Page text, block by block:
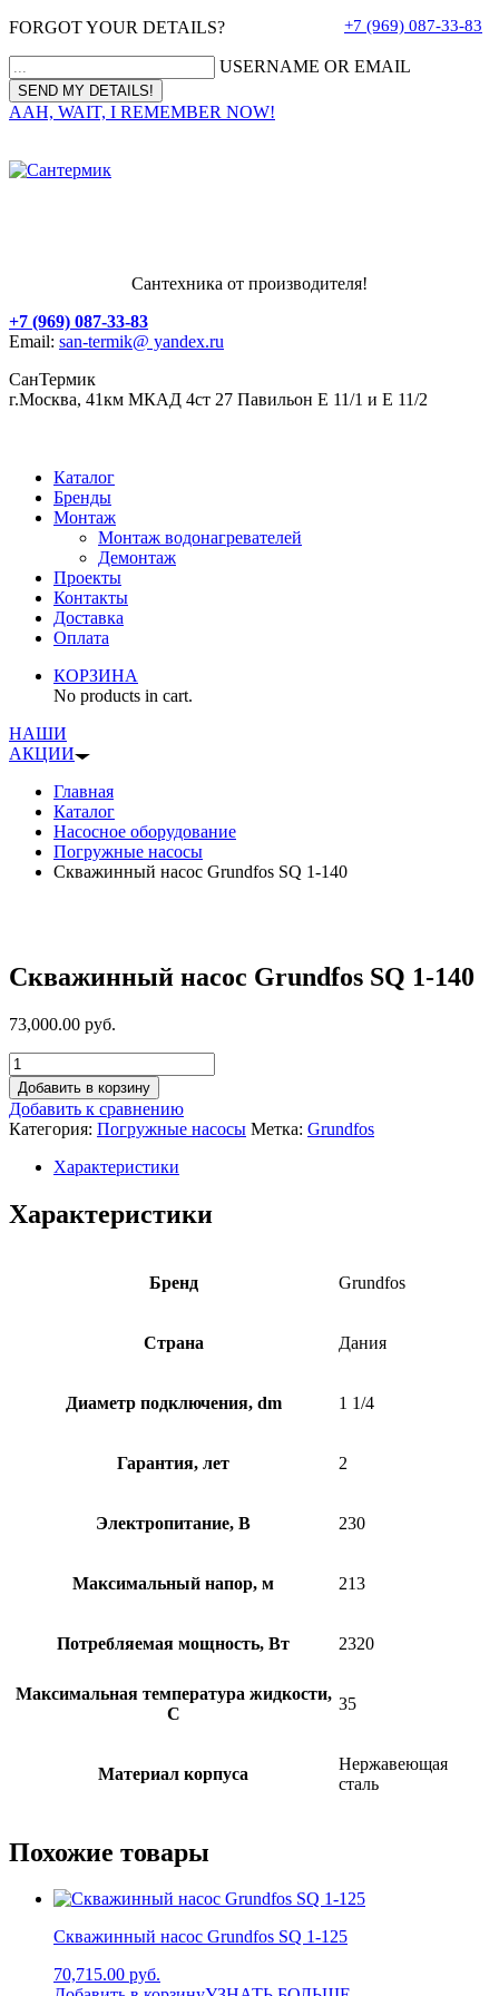
FORGOT YOUR DETAILS?
USERNAME OR EMAIL
AAH, WAIT, I REMEMBER NOW!
+7 (969) 087-33-83
Сантехника от производителя!
+7 (969) 087-33-83
Email: san-termik@ yandex.ru
СанТермик
г.Москва, 41км МКАД 4ст 27 Павильон Е 11/1 и Е 11/2
Каталог
Бренды
Монтаж
Монтаж водонагревателей
Демонтаж
Проекты
Контакты
Доставка
Оплата
КОРЗИНА
No products in cart.
НАШИ
АКЦИИ
Главная
Каталог
Насосное оборудование
Погружные насосы
Скважинный насос Grundfos SQ 1-140
Скважинный насос Grundfos SQ 1-140
73,000.00 руб.
Добавить в корзину
Добавить к сравнению
Категория: Погружные насосы Метка: Grundfos
Характеристики
Характеристики
Бренд Grundfos
Страна Дания
Диаметр подключения, dm 1 1/4
Гарантия, лет 2
Электропитание, В 230
Максимальный напор, м 213
Потребляемая мощность, Вт 2320
Максимальная температура жидкости,
С
35
Материал корпуса
Нержавеющая
сталь
Похожие товары
Скважинный насос Grundfos SQ 1-125
70,715.00 руб.